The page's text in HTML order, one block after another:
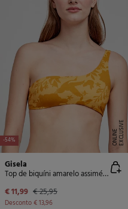
-54% E
X
C
L
U
SI
V
E
O
N
LI
N
E
Gisela
Top de biquíni amarelo assimétrico
€ 11,99 € 25,95
Desconto€ 13,96